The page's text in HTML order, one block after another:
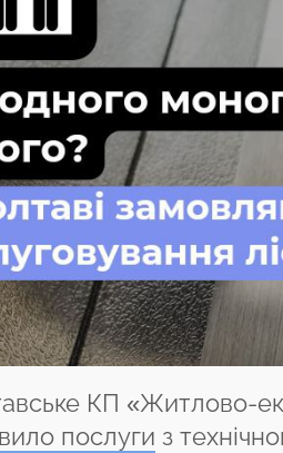
КП «Житлово-
послуги з